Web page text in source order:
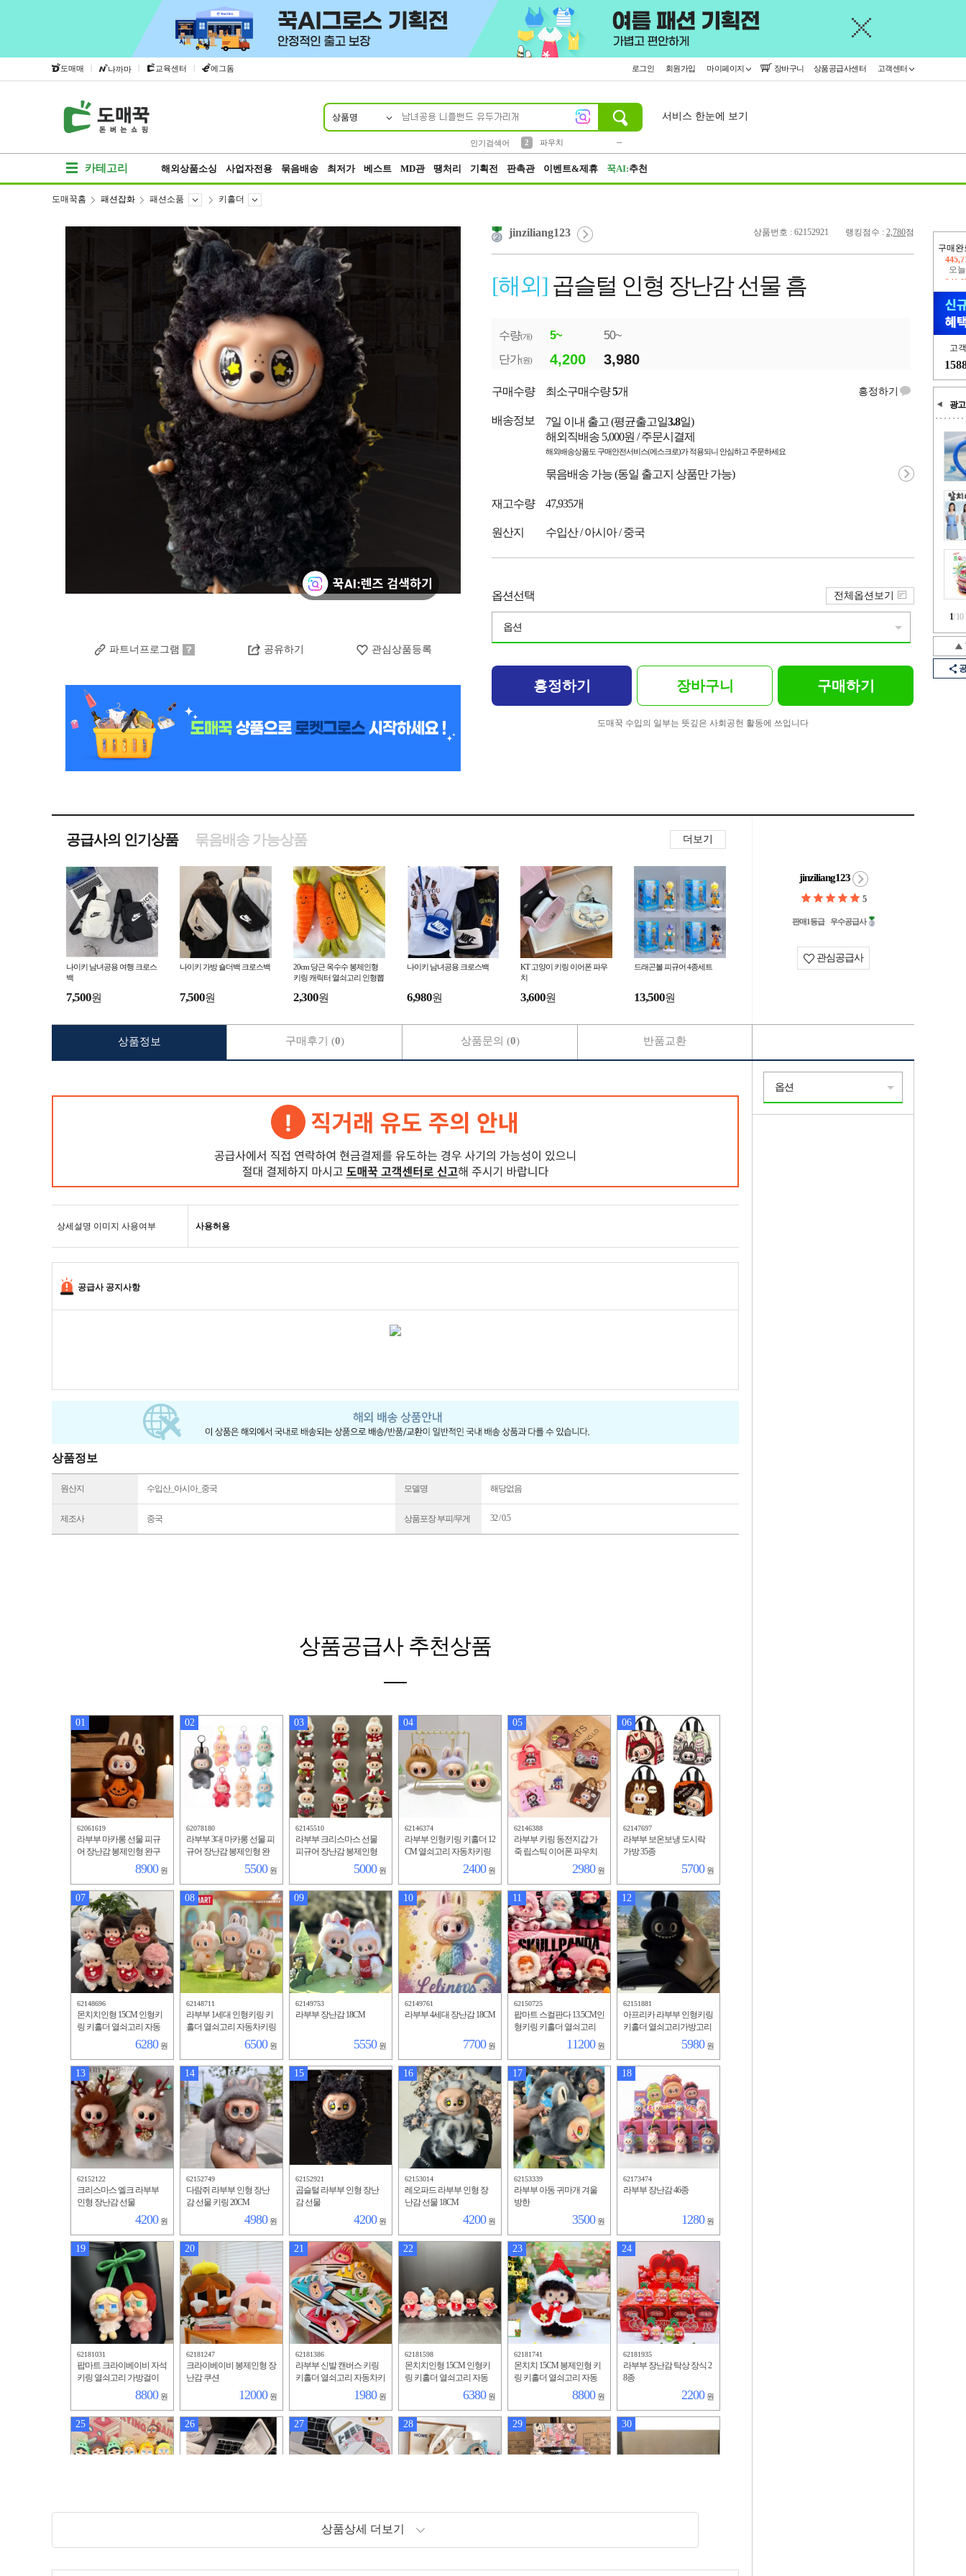
도매매 | 나까마 | 교육센터 | 에그돔 로그인 회원가입 마이페이지 장바구니 상품공급사센터 고객센터
상품명
인기검색어
2
파우치
서비스 한눈에 보기
카테고리 해외상품소싱 사업자전용 묶음배송 최저가 베스트 MD관 땡처리 기획전 판촉관 이벤트&제휴 꾹AI:추천
구매완
오
고
광고
1/10
도매꾹홈 패션잡화 패션소품 키홀더
파트너프로그램 공유하기 관심상품등록
상품번호 : 62152921 랭킹점수 : 2,780점
jinziliang123
[해외] 곱슬털 인형 장난감 선물 흠
수량(개) 5~
50~
단가(원) 4,200 3,980
구매수량 최소구매수량5개 흥정하기
배송정보 7일 이내 출고 (평균출고일3.8일)
해외직배송 5,000원 / 주문시결제
해외배송상품도 구매안전서비스(에스크로)가 적용되니 안심하고 주문하세요
묶음배송 가능 (동일 출고지 상품만 가능)
재고수량 47,935개
원산지 수입산 / 아시아 / 중국
옵션선택
옵션
전체옵션보기
흥정하기 장바구니 구매하기
도매꾹 수입의 일부는 뜻깊은 사회공헌 활동에 쓰입니다
공급사의 인기상품 더보기
묶음배송 가능상품
나이키 남녀공용 여행 크로스
백
7,500원
나이키 가방 숄더백 크로스백
7,500원
20cm 당근 옥수수 봉제인형
키링 캐릭터 열쇠고리 인형뽑
이 완구 장난감
2,300원
나이키 남녀공용 크로스백
6,980원
KT 고양이 키링 이어폰 파우
치
3,600원
드래곤볼 피규어 4종세트
13,500원
jinziliang123
5
판매1등급 우수공급사
관심공급사
상세설명 이미지 사용여부 사용허용
공급사 공지사항
상품정보
원산지 수입산_아시아_중국 모델명 해당없음
제조사 중국 상품포장 부피/무게 32 / 0.5
상품공급사 추천상품
01
62061619
라부부 마카롱 선물 피규
어 장난감 봉제인형 완구
8900 원
02
62078180
라부부 3대 마카롱 선물 피
규어 장난감 봉제인형 완
5500 원
03
62145510
라부부 크리스마스 선물
피규어 장난감 봉제인형
완구 키링 가방걸이 18cm
5000 원
04
62146374
라부부 인형키링 키홀더 12
CM 열쇠고리 자동차키링
가방고리 가방걸이 장난감
2400 원
05
62146388
라부부 키링 동전지갑 가
죽 립스틱 이어폰 파우치
2980 원
06
62147697
라부부 보온보냉 도시락
가방 35종
5700 원
07
62148696
몬치치인형 15CM 인형키
링 키홀더 열쇠고리 자동
차키링 가방고리 가방걸이
6280 원
08
62148711
라부부 1세대 인형키링 키
홀더 열쇠고리 자동차키링
가방고리 가방걸이 장난감
6500 원
09
62149753
라부부 장난감 18CM
5550 원
10
62149761
라부부 4세대 장난감 18CM
7700 원
11
62150725
팝마트 스컬판다 13.5CM인
형키링 키홀더 열쇠고리
자동차키링 가방고리 가방
11200 원
12
62151881
아프리카 라부부 인형키링
키홀더 열쇠고리가방고리
가방걸이 장난감 선물
5980 원
13
62152122
크리스마스 엘크 라부부
인형 장난감 선물
4200 원
14
62152749
다람쥐 라부부 인형 장난
감 선물 키링 20CM
4980 원
15
62152921
곱슬털 라부부 인형 장난
감 선물
4200 원
16
62153014
레오파드 라부부 인형 장
난감 선물 18CM
4200 원
17
62153339
라부부 아동 귀마개 겨울
방한
3500 원
18
62173474
라부부 장난감 46종
1280 원
19
62181031
팝마트 크라이베이비 자석
키링 열쇠고리 가방걸이
8800 원
20
62181247
크라이베이비 봉제인형 장
난감 쿠션
12000 원
21
62181386
라부부 신발 캔버스 키링
키홀더 열쇠고리 자동차키
링 가방고리 가방걸이 장
1980 원
22
62181598
몬치치인형 15CM 인형키
링 키홀더 열쇠고리 자동
차키링 가방고리 가방걸이
6380 원
23
62181741
몬치치 15CM 봉제인형 키
링 키홀더 열쇠고리 자동
차키링 가방고리 가방걸이
8800 원
24
62181935
라부부 장난감 탁상 장식 2
8종
2200 원
25
2200 원
26
2250 원
27
62182235
2250 원
28
62183076
1800 원
29
15600 원
30
11000 원
상품상세 더보기
상품정보 구매후기 (0) 상품문의 (0) 반품교환
옵션